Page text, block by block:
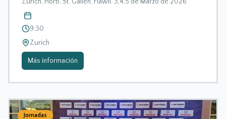
9:30
Zurich
Más información
Jornadas